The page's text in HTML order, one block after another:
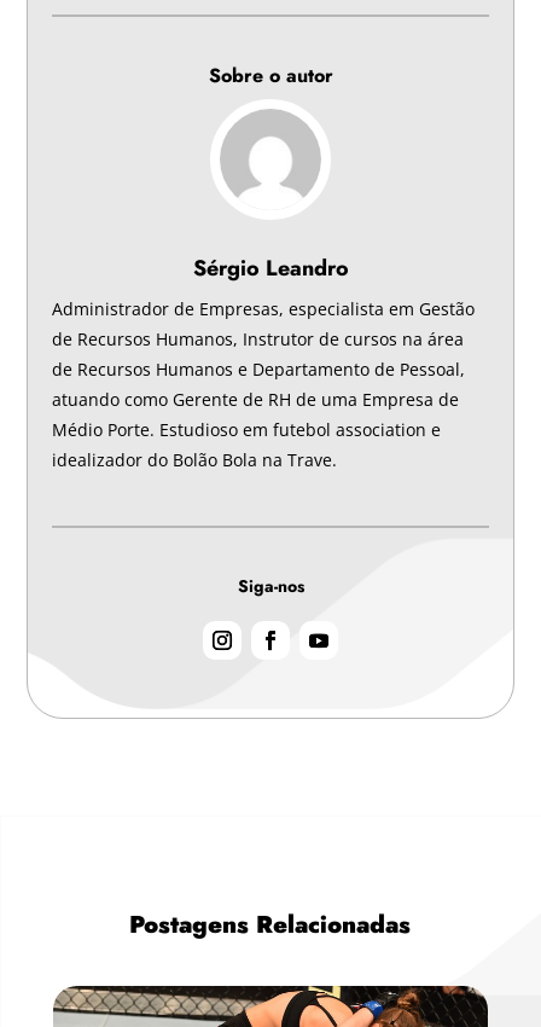
Sobre o autor
Sérgio Leandro
Administrador de Empresas, especialista em Gestão
de Recursos Humanos, Instrutor de cursos na área
de Recursos Humanos e Departamento de Pessoal,
atuando como Gerente de RH de uma Empresa de
Médio Porte. Estudioso em futebol association e
idealizador do Bolão Bola na Trave.
Siga-nos
Postagens Relacionadas